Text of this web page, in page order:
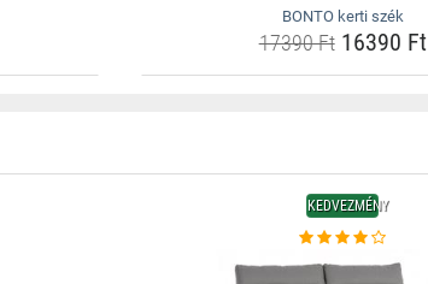
BONTO kerti szék
17390 Ft16390 Ft
KEDVEZMÉNY